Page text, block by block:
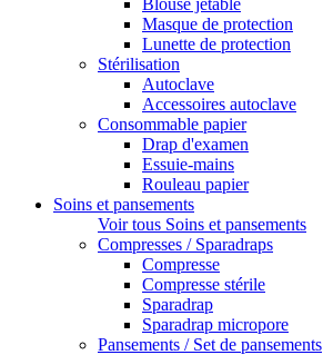
Blouse jetable
Masque de protection
Lunette de protection
Stérilisation
Autoclave
Accessoires autoclave
Consommable papier
Drap d'examen
Essuie-mains
Rouleau papier
Soins et pansements
Voir tous Soins et pansements
Compresses / Sparadraps
Compresse
Compresse stérile
Sparadrap
Sparadrap micropore
Pansements / Set de pansements